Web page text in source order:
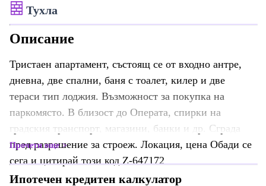
Тухла
Описание
Тристаен апартамент, състоящ се от входно антре,
дневна, две спални, баня с тоалет, килер и две
тераси тип лоджия. Възможност за покупка на
паркомясто. В близост до Операта, спирки на
градския транспорт, магазини, банки и др. Сграда
пред разрешение за строеж. Локация, цена Обади се
сега и цитирай този код Z-647172
Прочети още
Ипотечен кредитен калкулатор